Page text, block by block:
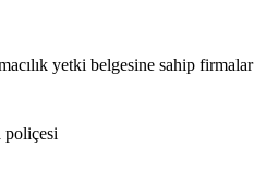
yetki belgesine sahip firmalar
poliçesi